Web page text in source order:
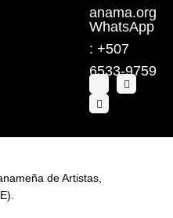
anama.org
WhatsApp
: +507
6533-9759
de Artistas,